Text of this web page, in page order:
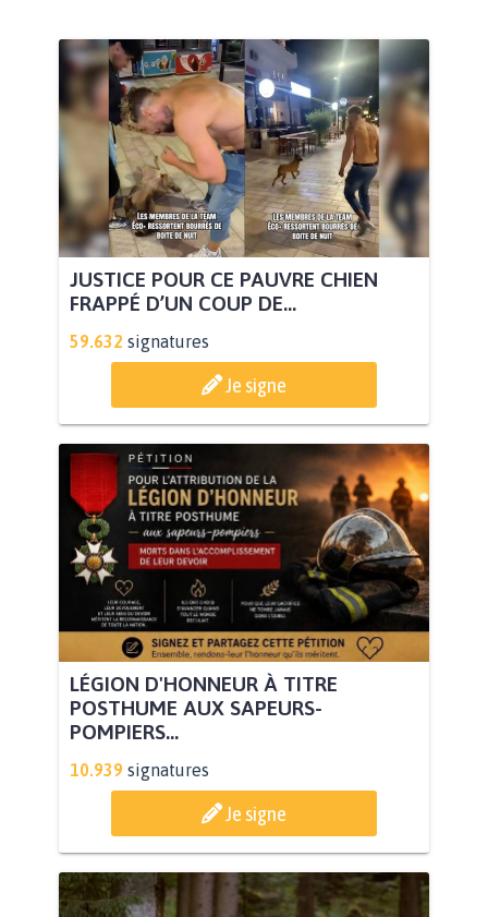
JUSTICE POUR CE PAUVRE CHIEN
FRAPPÉ D’UN COUP DE...
59.632 signatures
Je signe
LÉGION D'HONNEUR À TITRE
POSTHUME AUX SAPEURS-
POMPIERS...
10.939 signatures
Je signe